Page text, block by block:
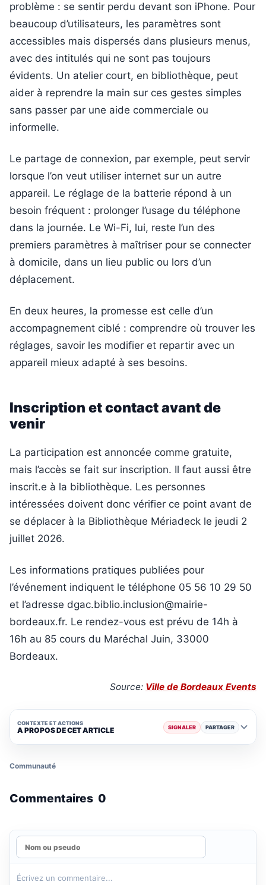
problème : se sentir perdu devant son iPhone. Pour
beaucoup d’utilisateurs, les paramètres sont
accessibles mais dispersés dans plusieurs menus,
avec des intitulés qui ne sont pas toujours
évidents. Un atelier court, en bibliothèque, peut
aider à reprendre la main sur ces gestes simples
sans passer par une aide commerciale ou
informelle.
Le partage de connexion, par exemple, peut servir
lorsque l’on veut utiliser internet sur un autre
appareil. Le réglage de la batterie répond à un
besoin fréquent : prolonger l’usage du téléphone
dans la journée. Le Wi-Fi, lui, reste l’un des
premiers paramètres à maîtriser pour se connecter
à domicile, dans un lieu public ou lors d’un
déplacement.
En deux heures, la promesse est celle d’un
accompagnement ciblé : comprendre où trouver les
réglages, savoir les modifier et repartir avec un
appareil mieux adapté à ses besoins.
Inscription et contact avant de
venir
La participation est annoncée comme gratuite,
mais l’accès se fait sur inscription. Il faut aussi être
inscrit.e à la bibliothèque. Les personnes
intéressées doivent donc vérifier ce point avant de
se déplacer à la Bibliothèque Mériadeck le jeudi 2
juillet 2026.
Les informations pratiques publiées pour
l’événement indiquent le téléphone 05 56 10 29 50
et l’adresse dgac.biblio.inclusion@mairie-
bordeaux.fr. Le rendez-vous est prévu de 14h à
16h au 85 cours du Maréchal Juin, 33000
Bordeaux.
Source: Ville de Bordeaux Events
CONTEXTE ET ACTIONS
A PROPOS DE CET ARTICLE SIGNALER PARTAGER
Communauté
Commentaires 0